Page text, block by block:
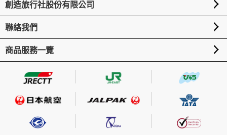
創造旅行社股份有限公司
聯絡我們
商品服務一覽